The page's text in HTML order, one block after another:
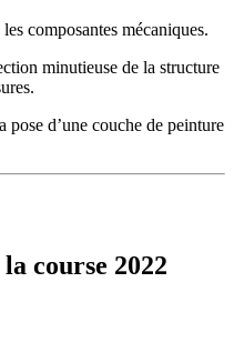
composantes mécaniques.
minutieuse de la structure
pose d’une couche de peinture
course 2022